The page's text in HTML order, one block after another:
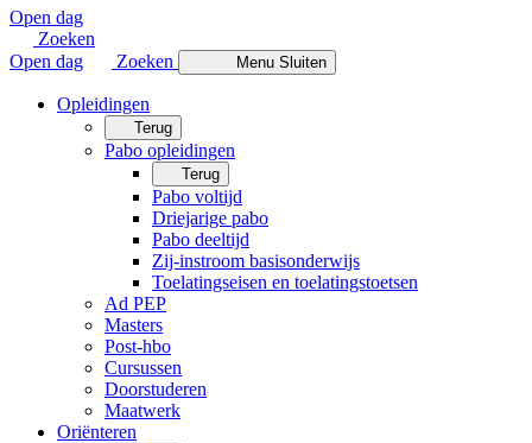
Open dag
Zoeken
Open dag
Zoeken Menu Sluiten
Opleidingen
Terug
Pabo opleidingen
Terug
Pabo voltijd
Driejarige pabo
Pabo deeltijd
Zij-instroom basisonderwijs
Toelatingseisen en toelatingstoetsen
Ad PEP
Masters
Post-hbo
Cursussen
Doorstuderen
Maatwerk
Oriënteren